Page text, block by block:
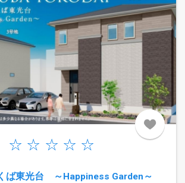
ば東光台 ～Happiness Garden～